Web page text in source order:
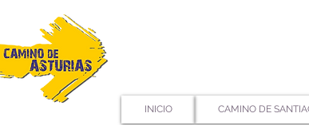
INICIO CAMINO DE